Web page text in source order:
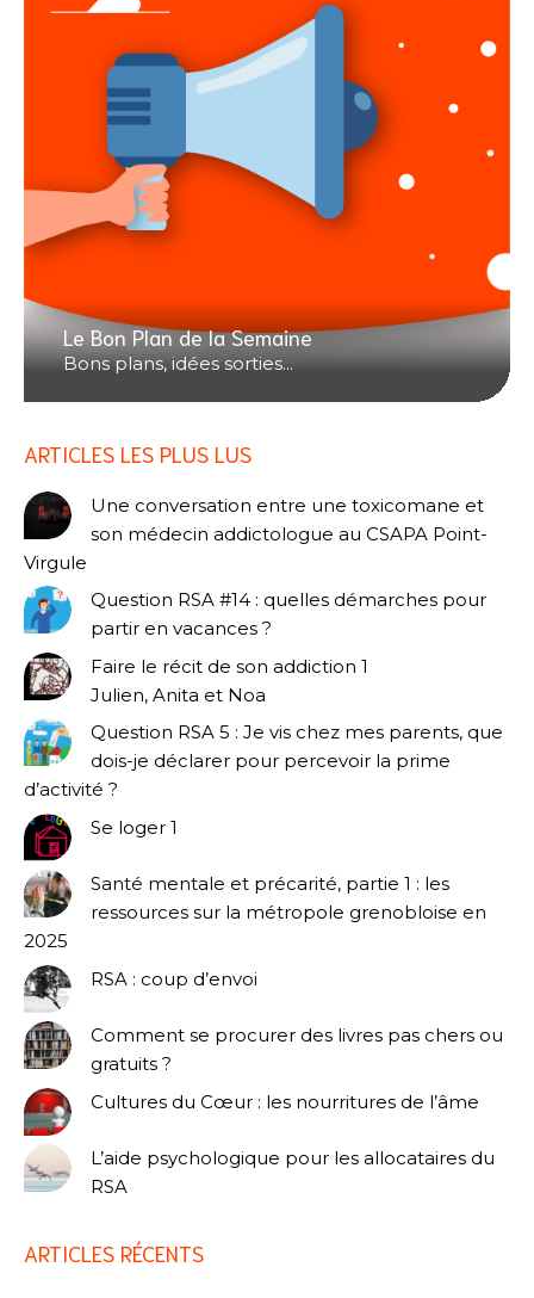
Le Bon Plan de la Semaine
Bons plans, idées sorties...
ARTICLES LES PLUS LUS
Une conversation entre une toxicomane et
son médecin addictologue au CSAPA Point-
Virgule
Question RSA #14 : quelles démarches pour
partir en vacances ?
Faire le récit de son addiction 1
Julien, Anita et Noa
Question RSA 5 : Je vis chez mes parents, que
dois-je déclarer pour percevoir la prime
d’activité ?
Se loger 1
Santé mentale et précarité, partie 1 : les
ressources sur la métropole grenobloise en
2025
RSA : coup d’envoi
Comment se procurer des livres pas chers ou
gratuits ?
Cultures du Cœur : les nourritures de l’âme
L’aide psychologique pour les allocataires du
RSA
ARTICLES RÉCENTS